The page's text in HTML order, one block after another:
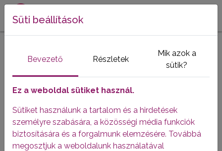
Kamerarendszer alkalmazásával járó adatkezelés
Érvényes: 2025.10.13-től
Balancing test for data processing associated
with the use of the camera system (electronic
surveillance system) From: 2025.10.13.
Süti beállítások
Bevezető Részletek
Mik azok a
sütik?
Ez a weboldal sütiket használ.
Sütiket használunk a tartalom és a hirdetések
személyre szabására, a közösségi média funkciók
biztosítására és a forgalmunk elemzésére. Továbbá
megosztjuk a weboldalunk használatával